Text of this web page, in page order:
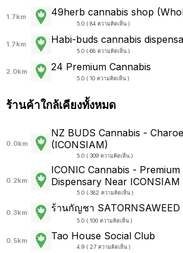
1.7km 49herb cannabis shop
5.0 ( 84 ความคิดเห็น )
1.7km Habi-buds cannabis
5.0 ( 68 ความคิดเห็น )
2.0km 24 Premium Cannabis
5.0 ( 10 ความคิดเห็น )
ร้านค้าใกล้เคียงทั้งหมด
0.0km
NZ BUDS Cannabis -
(ICONSIAM)
5.0 ( 309 ความคิดเห็น )
0.2km
ICONIC Cannabis -
Dispensary Near ICONSIAM
5.0 ( 382 ความคิดเห็น )
0.3km ร้านกัญชา
5.0 ( 100 ความคิดเห็น )
0.5km Tao House Social Club
4.9 ( 27 ความคิดเห็น )